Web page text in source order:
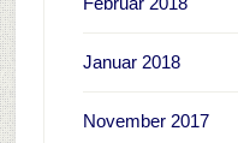
Januar 2018
November 2017